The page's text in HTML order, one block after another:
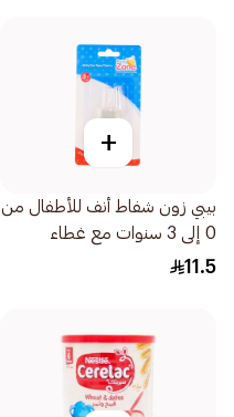
+
بيبي زون شفاط أنف للأطفال من
0 إلى 3 سنوات مع غطاء
1قطعة
11.5